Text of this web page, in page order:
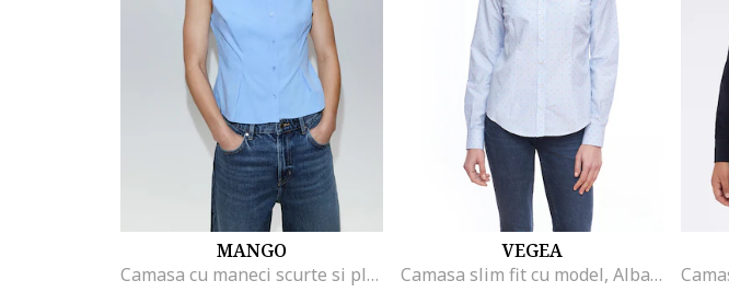
MANGO
Camasa cu maneci scurte si pliuri reversibile, Albastru lavanda
VEGEA
Camasa slim fit cu model, Albastru pastel/Albastru